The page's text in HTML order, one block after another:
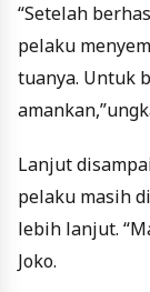
“Setelah
pelaku
tuanya. Untuk
Lanjut
pelaku masih
lebih lanjut.
Joko.